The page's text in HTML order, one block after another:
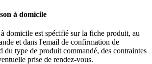
à domicile
domicile est spécifié sur la fiche produit, au
et dans l'email de confirmation de
du type de produit commandé, des contraintes
prise de rendez-vous.